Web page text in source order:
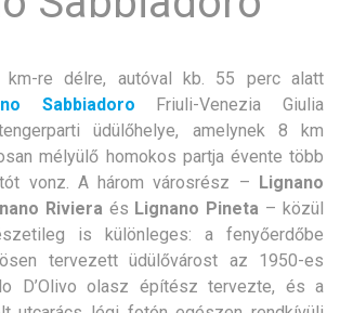
km-re délre, autóval kb. 55 perc alatt
Sabbiadoro Friuli-Venezia Giulia
üdülőhelye, amelynek 8 km
mélyülő homokos partja évente több
vonz. A három városrész – Lignano
Riviera és Lignano Pineta – közül
is különleges: a fenyőerdőbe
tervezett üdülővárost az 1950-es
D’Olivo olasz építész tervezte, és a